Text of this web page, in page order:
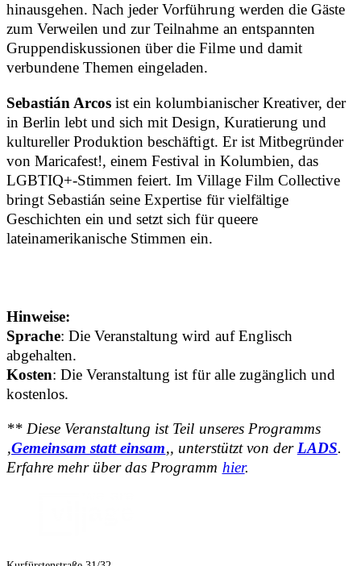
hinausgehen. Nach jeder Vorführung werden die Gäste
zum Verweilen und zur Teilnahme an entspannten
Gruppendiskussionen über die Filme und damit
verbundene Themen eingeladen.
Sebastián Arcos ist ein kolumbianischer Kreativer, der
in Berlin lebt und sich mit Design, Kuratierung und
kultureller Produktion beschäftigt. Er ist Mitbegründer
von Maricafest!, einem Festival in Kolumbien, das
LGBTIQ+-Stimmen feiert. Im Village Film Collective
bringt Sebastián seine Expertise für vielfältige
Geschichten ein und setzt sich für queere
lateinamerikanische Stimmen ein.
Hinweise:
Sprache: Die Veranstaltung wird auf Englisch
abgehalten.
Kosten: Die Veranstaltung ist für alle zugänglich und
kostenlos.
** Diese Veranstaltung ist Teil unseres Programms
‚Gemeinsam statt einsam‚, unterstützt von der LADS.
Erfahre mehr über das Programm hier.